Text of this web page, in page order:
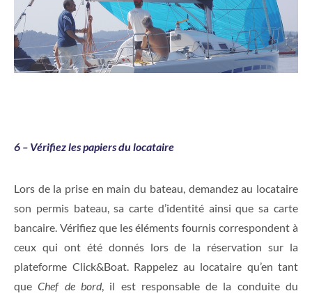
6 – Vérifiez les papiers du locataire
Lors de la prise en main du bateau, demandez au locataire
son permis bateau, sa carte d’identité ainsi que sa carte
bancaire. Vérifiez que les éléments fournis correspondent à
ceux qui ont été donnés lors de la réservation sur la
plateforme Click&Boat. Rappelez au locataire qu’en tant
queChef de bord, il est responsable de la conduite du